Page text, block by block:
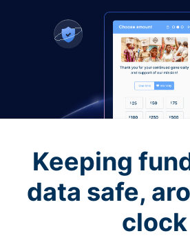
Keeping
data safe,
clock